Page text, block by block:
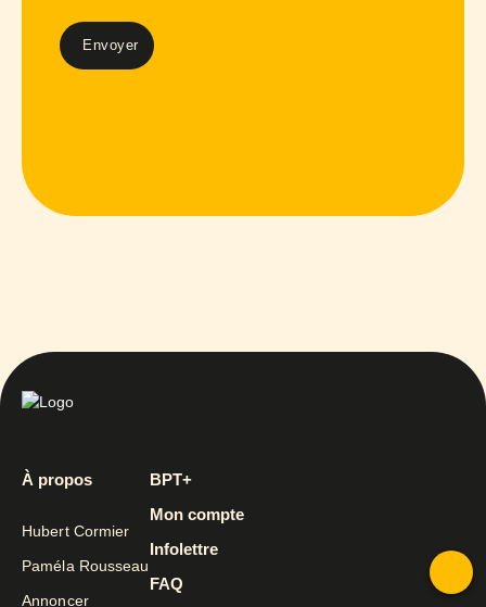
À propos
Hubert Cormier
Paméla Rousseau
Annoncer
BPT+
Mon compte
Infolettre
FAQ